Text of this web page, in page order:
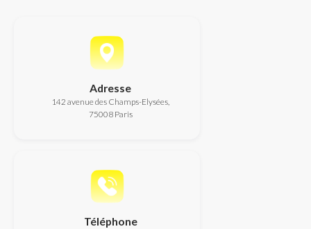
Adresse
142 avenue des Champs-Elysées,
75008 Paris
Téléphone